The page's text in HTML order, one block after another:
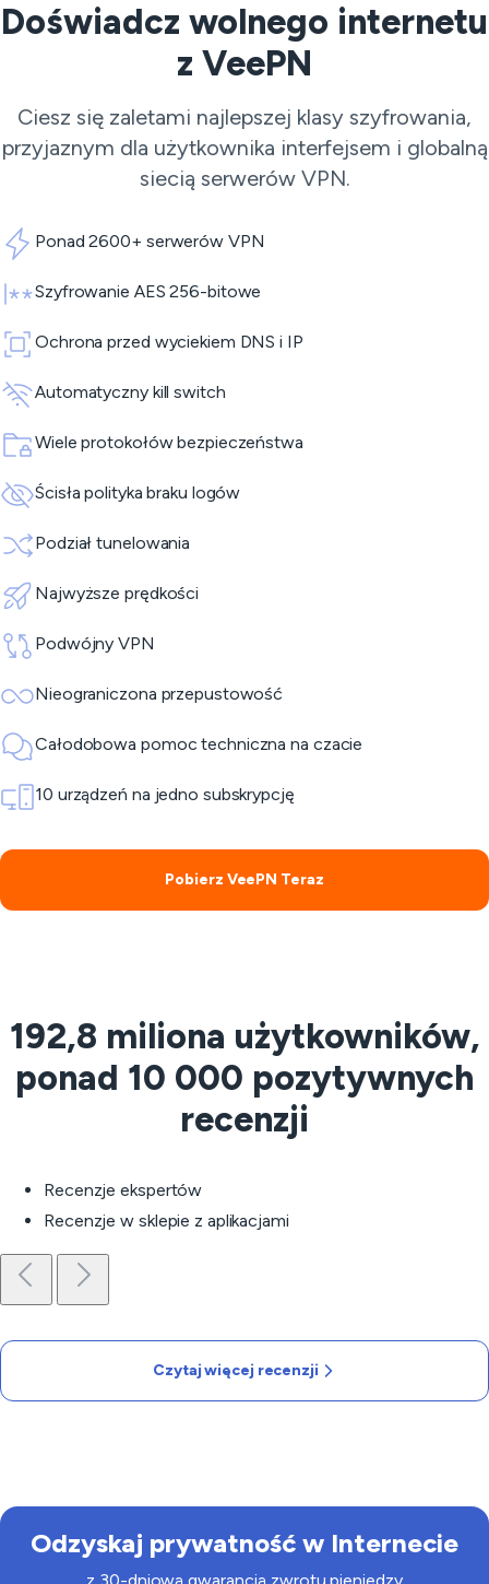
Doświadcz wolnego internetu
z VeePN
Ciesz się zaletami najlepszej klasy szyfrowania,
przyjaznym dla użytkownika interfejsem i globalną
siecią serwerów VPN.
Ponad 2600+ serwerów VPN
Szyfrowanie AES 256-bitowe
Ochrona przed wyciekiem DNS i IP
Automatyczny kill switch
Wiele protokołów bezpieczeństwa
Ścisła polityka braku logów
Podział tunelowania
Najwyższe prędkości
Podwójny VPN
Nieograniczona przepustowość
Całodobowa pomoc techniczna na czacie
10 urządzeń na jedno subskrypcję
Pobierz VeePN Teraz
192,8 miliona użytkowników,
ponad 10 000 pozytywnych
recenzji
Recenzje ekspertów
Recenzje w sklepie z aplikacjami
Czytaj więcej recenzji
Odzyskaj prywatność w Internecie